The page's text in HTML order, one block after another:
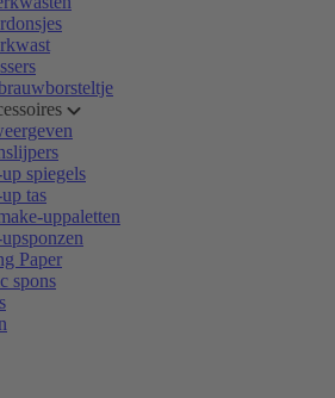
spiegels
tas
uppaletten
Paper
spons